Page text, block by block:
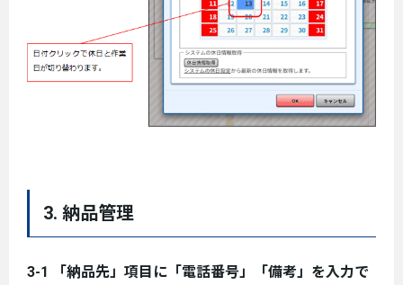
3. 納品管理
3-1 「納品先」項目に「電話番号」「備考」を入力で